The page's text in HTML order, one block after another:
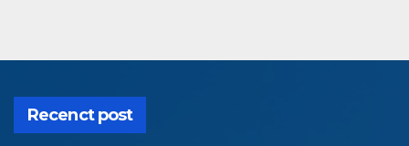
Recenct post